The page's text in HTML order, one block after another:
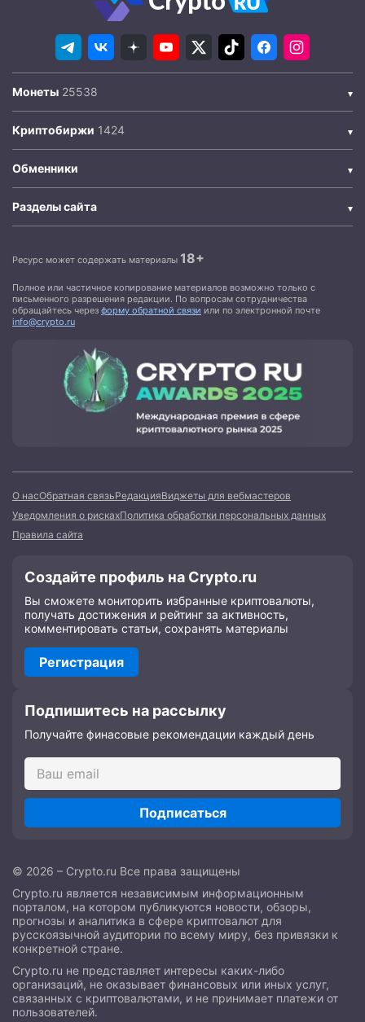
Монеты
Криптобиржи
Обменники
Разделы сайта
Ресурс может содержать материалы 18+
Полное или частичное копирование материалов возможно только с
письменного разрешения редакции. По вопросам сотрудничества
обращайтесь через форму обратной связи или по электронной почте
info@crypto.ru
О насОбратная связьРедакцияВиджеты для вебмастеров
Уведомления о рискахПолитика обработки персональных данных
Правила сайта
Создайте профиль на Crypto.ru
Вы сможете мониторить избранные криптовалюты,
получать достижения и рейтинг за активность,
комментировать статьи, сохранять материалы
Регистрация
Подпишитесь на рассылку
Получайте финасовые рекомендации каждый день
Подписаться
© 2026 – Crypto.ru Все права защищены
Crypto.ru является независимым информационным
порталом, на котором публикуются новости, обзоры,
прогнозы и аналитика в сфере криптовалют для
русскоязычной аудитории по всему миру, без привязки к
конкретной стране.
Crypto.ru не представляет интересы каких-либо
организаций, не оказывает финансовых или иных услуг,
связанных с криптовалютами, и не принимает платежи от
пользователей.